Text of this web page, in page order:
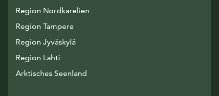
Region Nordkarelien
Region Tampere
Region Jyväskylä
Region Lahti
Arktisches Seenland